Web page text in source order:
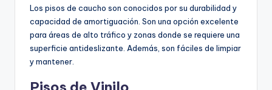
Los pisos de caucho son conocidos por su durabilidad y
capacidad de amortiguación. Son una opción excelente
para áreas de alto tráfico y zonas donde se requiere una
superficie antideslizante. Además, son fáciles de limpiar
y mantener.